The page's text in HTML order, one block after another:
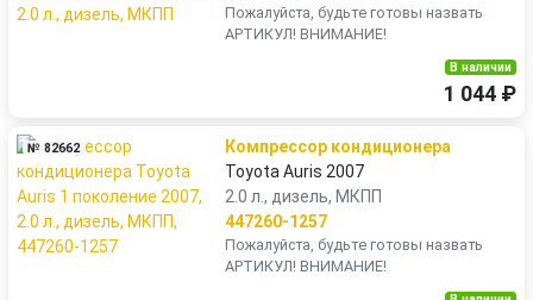
Пожалуйста, будьте готовы назвать
АРТИКУЛ! ВНИМАНИЕ!
В наличии
1 044 ₽
№ 82662
Компрессор кондиционера
Toyota Auris 2007
2.0 л., дизель, МКПП
447260-1257
Пожалуйста, будьте готовы назвать
АРТИКУЛ! ВНИМАНИЕ!